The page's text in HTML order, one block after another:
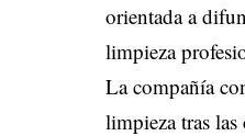
orientada a
limpieza
La compañía
limpieza tras las